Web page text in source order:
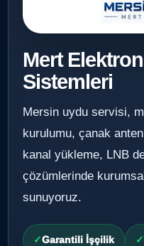
Mert
Sistemleri
Mersin uydu servisi,
kurulumu, çanak
kanal yükleme, LNB
çözümlerinde
sunuyoruz.
Garantili İşçilik